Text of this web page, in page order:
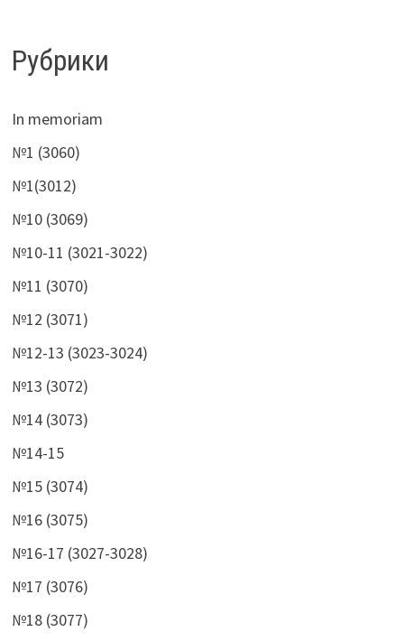
Рубрики
In memoriam
№1 (3060)
№1(3012)
№10 (3069)
№10-11 (3021-3022)
№11 (3070)
№12 (3071)
№12-13 (3023-3024)
№13 (3072)
№14 (3073)
№14-15
№15 (3074)
№16 (3075)
№16-17 (3027-3028)
№17 (3076)
№18 (3077)